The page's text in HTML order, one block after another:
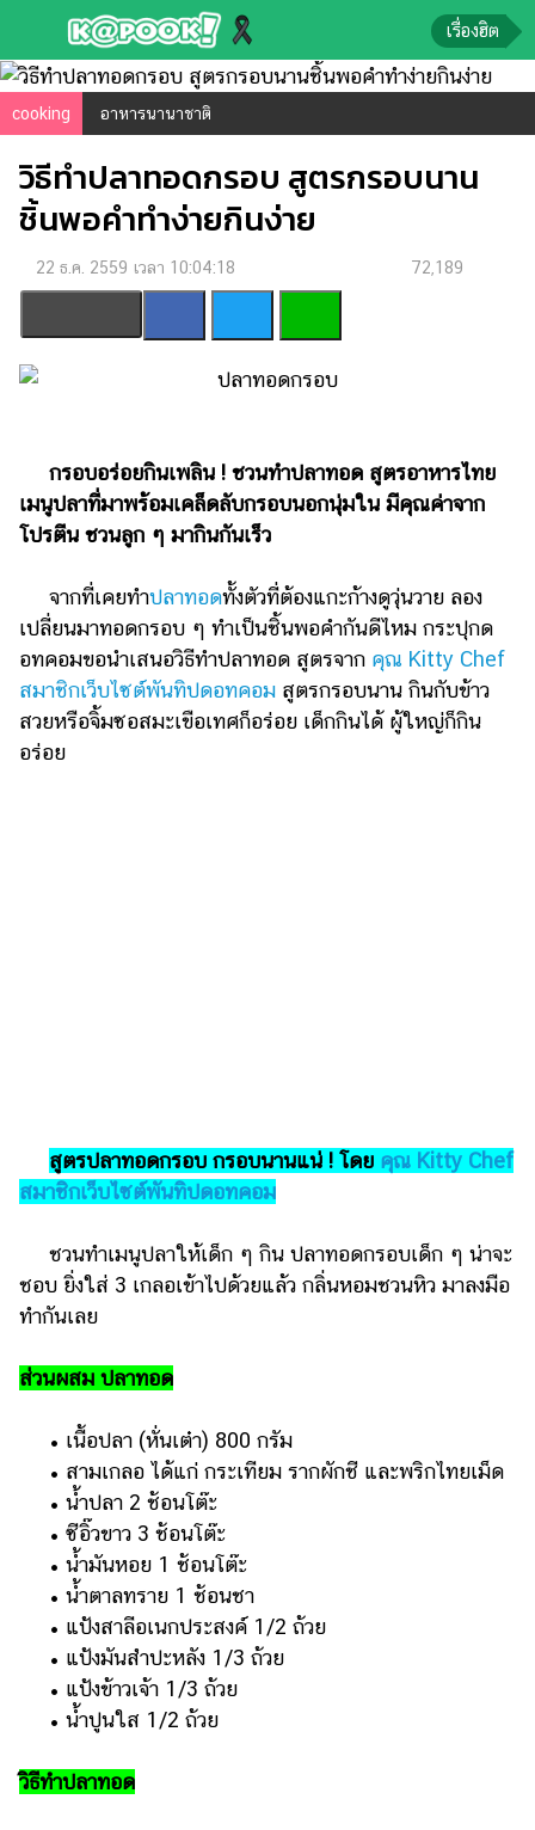
ข่าว-
ความ
รู้
ข่าว
ข่าว
บันเทิง
ตรวจ
สด
การ
เงิน
การ
ศึกษา
บันเทิง
รูปภาพ
วง
ผู้
ผู้ชาย
สุขภาพ
ท่อง
เที่ยว
สูตร
อาหาร
ง่ายๆ
ช้อป
รถยนต์
บ้าน
และ
ตกแต่ง
เรื่องฮิต
cooking อาหารนานาชาติ
วิธีทำปลาทอดกรอบ สูตรกรอบนาน
ชิ้นพอคำทำง่ายกินง่าย
22 ธ.ค. 2559 เวลา 10:04:18 72,189
กรอบอร่อยกินเพลิน ! ชวนทำปลาทอด สูตรอาหารไทย
เมนูปลาที่มาพร้อมเคล็ดลับกรอบนอกนุ่มใน มีคุณค่าจาก
โปรตีน ชวนลูก ๆ มากินกันเร็ว
จากที่เคยทำปลาทอดทั้งตัวที่ต้องแกะก้างดูวุ่นวาย ลอง
เปลี่ยนมาทอดกรอบ ๆ ทำเป็นชิ้นพอคำกันดีไหม กระปุกด
อทคอมขอนำเสนอวิธีทำปลาทอด สูตรจาก คุณ Kitty Chef
สมาชิกเว็บไซต์พันทิปดอทคอม สูตรกรอบนาน กินกับข้าว
สวยหรือจิ้มซอสมะเขือเทศก็อร่อย เด็กกินได้ ผู้ใหญ่ก็กิน
อร่อย
สูตรปลาทอดกรอบ กรอบนานแน่ ! โดย คุณ Kitty Chef
สมาชิกเว็บไซต์พันทิปดอทคอม
ชวนทำเมนูปลาให้เด็ก ๆ กิน ปลาทอดกรอบเด็ก ๆ น่าจะ
ชอบ ยิ่งใส่ 3 เกลอเข้าไปด้วยแล้ว กลิ่นหอมชวนหิว มาลงมือ
ทำกันเลย
ส่วนผสม ปลาทอด
• เนื้อปลา (หั่นเต๋า) 800 กรัม
• สามเกลอ ได้แก่ กระเทียม รากผักชี และพริกไทยเม็ด
• น้ำปลา 2 ช้อนโต๊ะ
• ซีอิ๊วขาว 3 ช้อนโต๊ะ
• น้ำมันหอย 1 ช้อนโต๊ะ
• น้ำตาลทราย 1 ช้อนชา
• แป้งสาลีอเนกประสงค์ 1/2 ถ้วย
• แป้งมันสำปะหลัง 1/3 ถ้วย
• แป้งข้าวเจ้า 1/3 ถ้วย
• น้ำปูนใส 1/2 ถ้วย
วิธีทำปลาทอด